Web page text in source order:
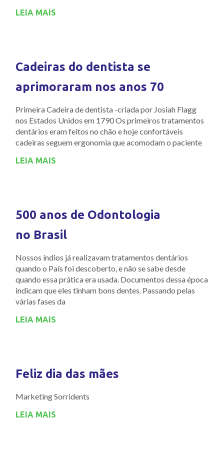
LEIA MAIS
Cadeiras do dentista se
aprimoraram nos anos 70
Primeira Cadeira de dentista -criada por Josiah Flagg
nos Estados Unidos em 1790 Os primeiros tratamentos
dentários eram feitos no chão e hoje confortáveis
cadeiras seguem ergonomia que acomodam o paciente
LEIA MAIS
500 anos de Odontologia
no Brasil
Nossos índios já realizavam tratamentos dentários
quando o País foi descoberto, e não se sabe desde
quando essa prática era usada. Documentos dessa época
indicam que eles tinham bons dentes. Passando pelas
várias fases da
LEIA MAIS
Feliz dia das mães
Marketing Sorridents
LEIA MAIS